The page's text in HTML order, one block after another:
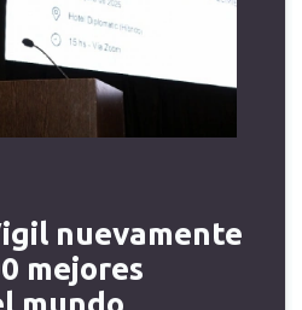
nuevamente
mejores
mundo